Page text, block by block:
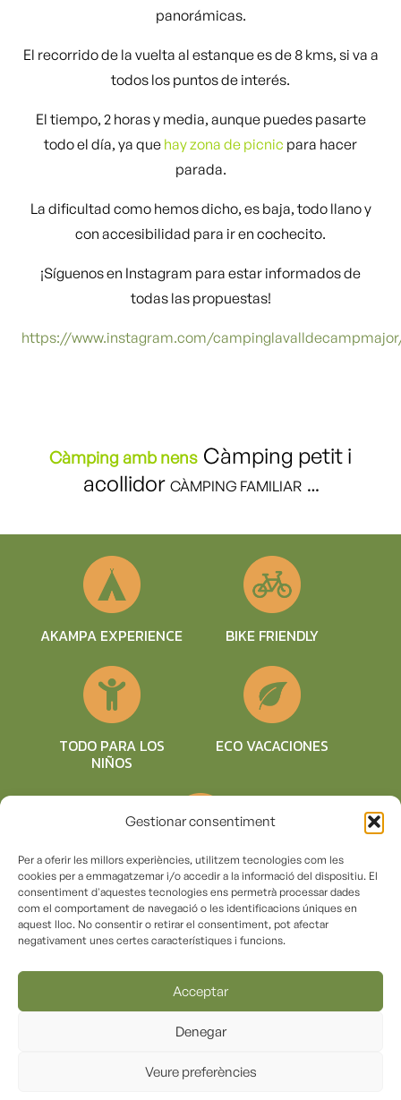
Gestionar consentiment
Per a oferir les millors experiències, utilitzem tecnologies com les
cookies per a emmagatzemar i/o accedir a la informació del dispositiu. El
consentiment d'aquestes tecnologies ens permetrà processar dades
com el comportament de navegació o les identificacions úniques en
aquest lloc. No consentir o retirar el consentiment, pot afectar
negativament unes certes característiques i funcions.
Acceptar
Denegar
Veure preferències
panorámicas.
El recorrido de la vuelta al estanque es de 8 kms, si va a
todos los puntos de interés.
El tiempo, 2 horas y media, aunque puedes pasarte
todo el día, ya que hay zona de picnic para hacer
parada.
La dificultad como hemos dicho, es baja, todo llano y
con accesibilidad para ir en cochecito.
¡Síguenos en Instagram para estar informados de
todas las propuestas!
https://www.instagram.com/
Càmping amb nens Càmping petit i
acollidorCÀMPING FAMILIAR…
AKAMPA EXPERIENCE BIKE FRIENDLY
TODO PARA LOS
NIÑOS
ECO VACACIONES
COMPROMISO
SOSTENIBLE
Registro (RTC) KG-000156
Términos y condiciones de uso
Política de protección de datos